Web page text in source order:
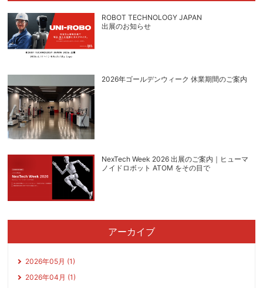
ROBOT TECHNOLOGY JAPAN
出展のお知らせ
2026年ゴールデンウィーク 休業期間のご案内
NexTech Week 2026 出展のご案内｜ヒューマ
ノイドロボット ATOM をその目で
アーカイブ
2026年05月 (1)
2026年04月 (1)